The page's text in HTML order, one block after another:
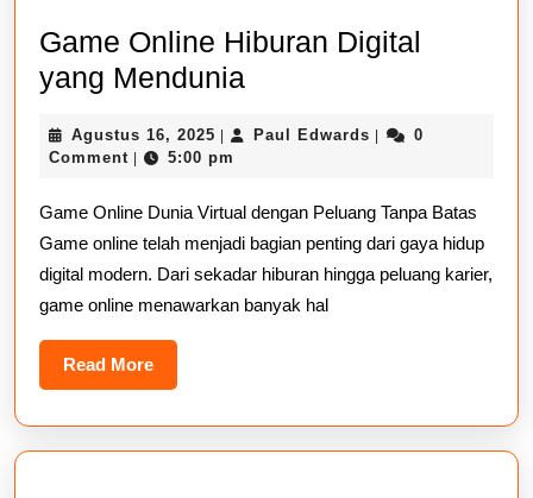
Game Online Hiburan Digital
yang Mendunia
Hiburan
yang
Mendunia
Agustus 16, 2025 Agustus
16,
| Paul Edwards Paul
|
0
Comment | 5:00 pm
Game Online Dunia Virtual dengan Peluang Tanpa Batas
Game online telah menjadi bagian penting dari gaya hidup
digital modern. Dari sekadar hiburan hingga peluang karier,
game online menawarkan banyak hal
Read MoreRead
More